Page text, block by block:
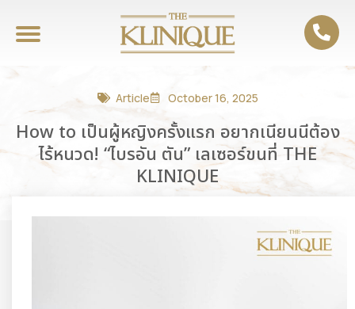
Article October 16, 2025
How to เป็นผู้หญิงครั้งแรก อยากเนียนนีต้อง
ไร้หนวด! “ไบรอัน ตัน” เลเซอร์ขนที่ THE
KLINIQUE